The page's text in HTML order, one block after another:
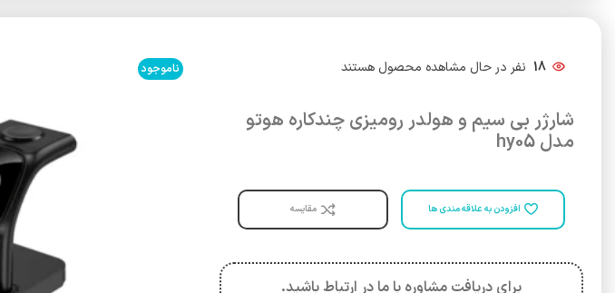
18 نفر در حال مشاهده محصول هستند
شارژر بی سیم و هولدر رومیزی چندکاره هوتو
مدل hy05
افزودن به علاقه مندی ها مقایسه
برای دریافت مشاوره با ما در ارتباط باشید.
ناموجود